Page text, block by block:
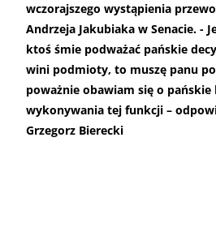
wczorajszego wystąpienia
Andrzeja Jakubiaka w Senacie. -
ktoś śmie podważać pańskie
wini podmioty, to muszę panu
poważnie obawiam się o
wykonywania tej funkcji –
Grzegorz Bierecki